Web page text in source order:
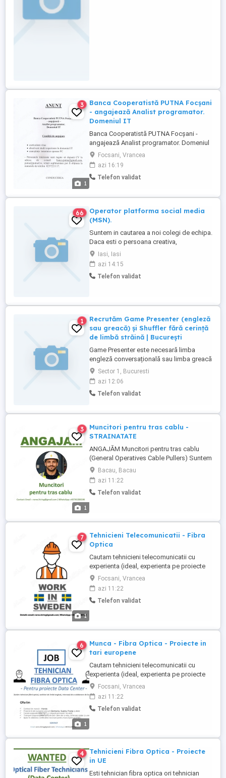
1
3
Banca Cooperatistă PUTNA Focșani
- angajează Analist programator.
Domeniul IT
Banca Cooperatistă PUTNA Focșani -
angajează Analist programator. Domeniul
IT Condiţii de angajare curriculum vitae
absolvent studii superioare în domeniul IT
cunoștințe temeinice operare PC -
Persoanele interesate sunt rugate să
suplimentare ...
Focsani, Vrancea
azi 16:19
Telefon validat
66
Operator platforma social media
(MSN).
Suntem in cautarea a noi colegi de echipa.
Daca esti o persoana creativa,
comunicativa, ambitioasa, serioasa si
competitiva, atunci locul tau este alaturi
de noi. Ce cautam ? Cautam o persoana
care: - detine cunostinte minime de limba
Iasi, Iasi
azi 14:15
Telefon validat
1
Recrutăm Game Presenter (engleză
sau greacă) și Shuffler fără cerință
de limbă străină | București
Game Presenter este necesară limba
engleză conversațională sau limba greacă
fluent; Shuffler nu este necesară
cunoașterea unei limbi străine. Căutăm
persoane comunicative, energice, care se
simt confortabil în fața camerei pentru
experiența în domeniul online ...
Sector 1, Bucuresti
azi 12:06
Telefon validat
1
3
Muncitori pentru tras cablu -
STRAINATATE
ANGAJĂM Muncitori pentru tras cablu
(General Operatives Cable Pullers) Suntem
în căutarea de personal pentru proiecte de
Data Center desfășurate în Germania,
Suedia și Franța. Cerințe: - Experiență în
instalarea și manipularea cablurilor CAT6,
Bacau, Bacau
azi 11:22
Telefon validat
1
7
Tehnicieni Telecomunicatii - Fibra
Optica
Cautam tehnicieni telecomunicatii cu
experienta (ideal, experienta pe proiecte
DATA CENTRE). Daca nu aveti experienta
pe proiecte data centre, ne intereseaza
orice experienta pe care ati avut-o cu
companii precum DIGI, Telekom,
Focsani, Vrancea
azi 11:22
Telefon validat
1
6
Munca - Fibra Optica - Proiecte in
tari europene
Cautam tehnicieni telecomunicatii cu
experienta (ideal, experienta pe proiecte
DATA CENTRE). Daca nu aveti experienta
pe proiecte data centre, ne intereseaza
orice experienta pe care ati avut-o cu
companii precum DIGI, Telekom,
Focsani, Vrancea
azi 11:22
Telefon validat
4
Tehnicieni Fibra Optica - Proiecte
in UE
Esti tehnician fibra optica ori tehnician